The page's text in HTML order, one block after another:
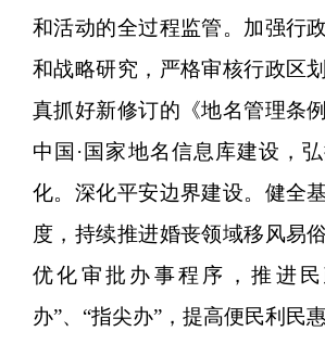
和活动的全过程监管。加强行
和战略研究，严格审核行政区
真抓好新修订的《地名管理条
中国·国家地名信息库建设，
化。深化平安边界建设。健全
度，持续推进婚丧领域移风易
优化审批办事程序，推进
办”、“指尖办”，提高便民利民